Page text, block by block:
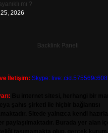
mı ?
2026
İletişim: Skype: